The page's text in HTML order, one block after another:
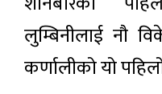
लुम्बिनीलाई नौ
कर्णालीको यो